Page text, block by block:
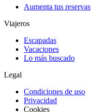
Aumenta tus reservas
Viajeros
Escapadas
Vacaciones
Lo más buscado
Legal
Condiciones de uso
Privacidad
Cookies